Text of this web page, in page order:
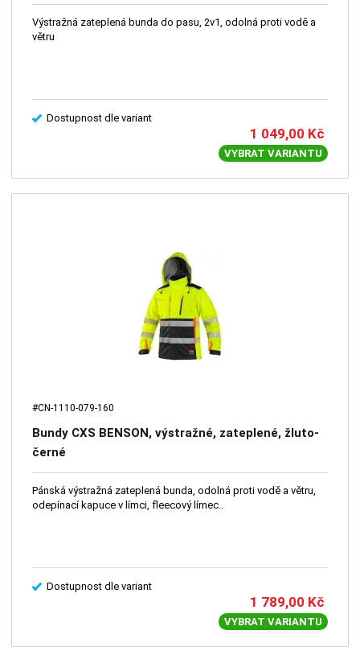
Výstražná zateplená bunda do pasu, 2v1, odolná proti vodě a
větru
Dostupnost dle variant
1 049,00 Kč
VYBRAT VARIANTU
#CN-1110-079-160
Bundy CXS BENSON, výstražné, zateplené, žluto-
černé
Pánská výstražná zateplená bunda, odolná proti vodě a větru,
odepínací kapuce v límci, fleecový límec..
Dostupnost dle variant
1 789,00 Kč
VYBRAT VARIANTU